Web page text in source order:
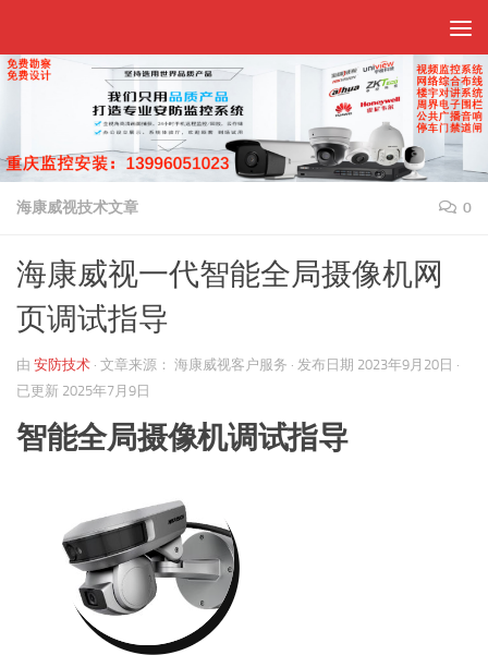
海康威视技术文章 0
海康威视一代智能全局摄像机网
页调试指导
由 安防技术 · 文章来源： 海康威视客户服务 · 发布日期 2023年9月20日 ·
已更新 2025年7月9日
智能全局摄像机调试指导